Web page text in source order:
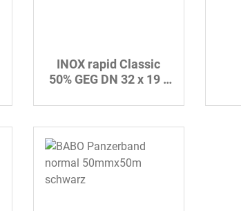
INOX rapid Classic
50% GEG DN 32 x 19 /